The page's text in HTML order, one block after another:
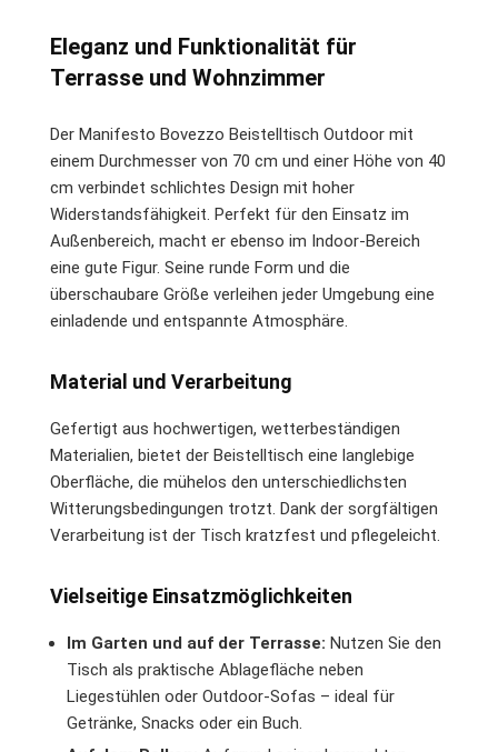
Eleganz und Funktionalität für
Terrasse und Wohnzimmer
Der Manifesto Bovezzo Beistelltisch Outdoor mit
einem Durchmesser von 70 cm und einer Höhe von 40
cm verbindet schlichtes Design mit hoher
Widerstandsfähigkeit. Perfekt für den Einsatz im
Außenbereich, macht er ebenso im Indoor-Bereich
eine gute Figur. Seine runde Form und die
überschaubare Größe verleihen jeder Umgebung eine
einladende und entspannte Atmosphäre.
Material und Verarbeitung
Gefertigt aus hochwertigen, wetterbeständigen
Materialien, bietet der Beistelltisch eine langlebige
Oberfläche, die mühelos den unterschiedlichsten
Witterungsbedingungen trotzt. Dank der sorgfältigen
Verarbeitung ist der Tisch kratzfest und pflegeleicht.
Vielseitige Einsatzmöglichkeiten
Im Garten und auf der Terrasse: Nutzen Sie den
Tisch als praktische Ablagefläche neben
Liegestühlen oder Outdoor-Sofas – ideal für
Getränke, Snacks oder ein Buch.